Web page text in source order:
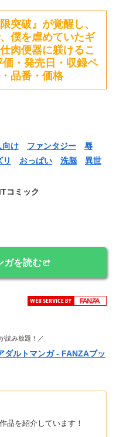
突破』が覚醒し、
僕を虐めていたギ
肉便器に躾けるこ
・発売日・収録ペ
品番・価格
向け ファンタジー
辱
リ おっぱい 洗脳
異世
コミック
ガを読む
読み放題！／
ダルトマンガ - FANZAブッ
品を紹介しています！